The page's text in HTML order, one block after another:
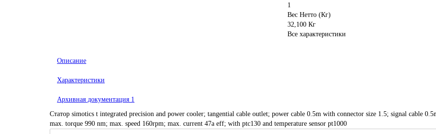
1
Вес Нетто (Кг)
32,100 Кг
Все характеристики
Описание
Характеристики
Архивная документация 1
Статор simotics t integrated precision and power cooler; tangential cable outlet; power cable 0.5m with connector size 1.5; signal cable
max. torque 990 nm; max. speed 160rpm; max. current 47a eff; with ptc130 and temperature sensor pt1000